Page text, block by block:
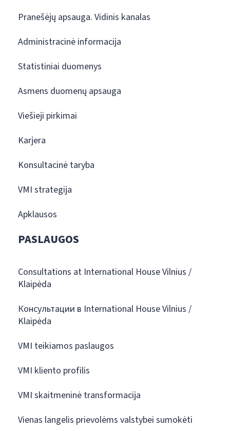
Pranešėjų apsauga. Vidinis kanalas
Administracinė informacija
Statistiniai duomenys
Asmens duomenų apsauga
Viešieji pirkimai
Karjera
Konsultacinė taryba
VMI strategija
Apklausos
PASLAUGOS
Consultations at International House Vilnius /
Klaipėda
Консультации в International House Vilnius /
Klaipėda
VMI teikiamos paslaugos
VMI kliento profilis
VMI skaitmeninė transformacija
Vienas langelis prievolėms valstybei sumokėti